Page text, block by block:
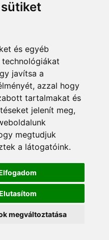
és egyéb
javítsa a
azzal hogy
tartalmakat és
jelenít meg,
megtudjuk
a látogatóink.
megváltoztatása
módok
|